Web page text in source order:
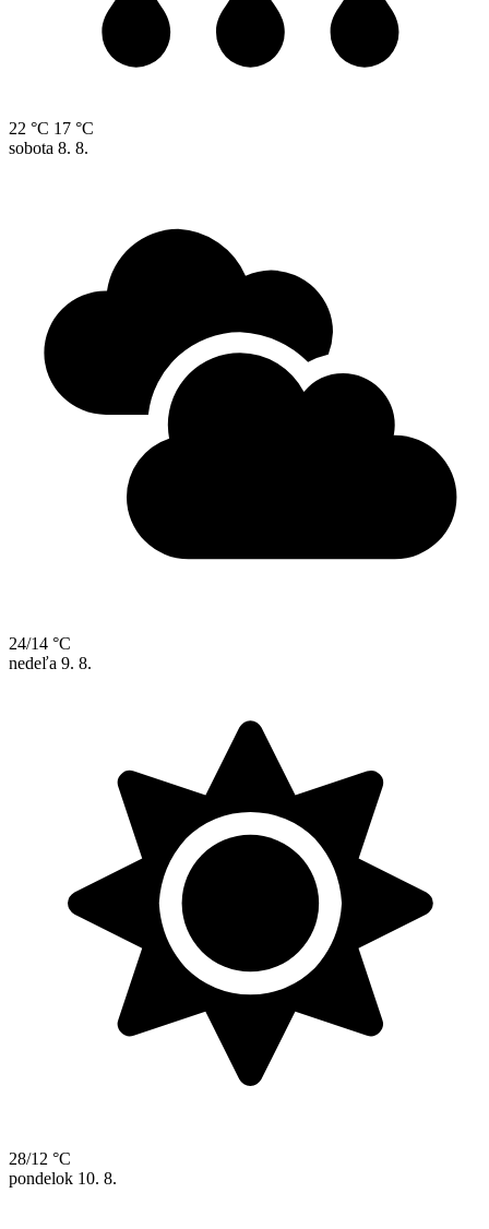
22 °C 17 °C
sobota 8. 8.
24/14 °C
nedeľa 9. 8.
28/12 °C
pondelok 10. 8.